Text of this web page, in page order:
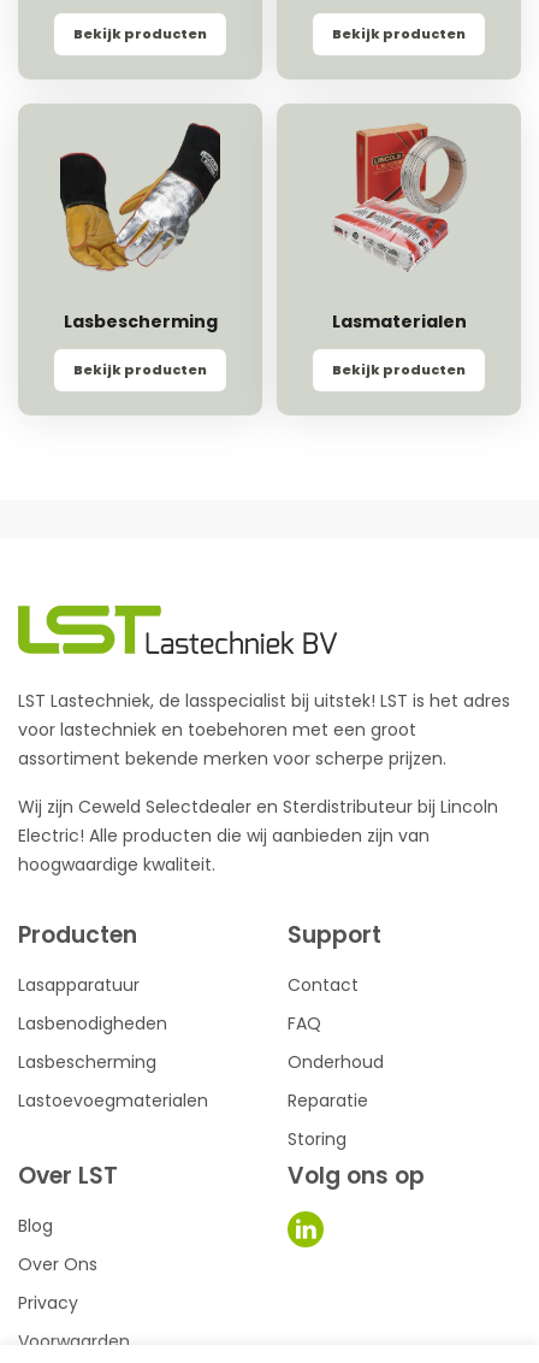
Bekijk producten Bekijk producten
Lasbescherming
Bekijk producten
Lasmaterialen
Bekijk producten
LST Lastechniek, de lasspecialist bij uitstek! LST is het adres
voor lastechniek en toebehoren met een groot
assortiment bekende merken voor scherpe prijzen.
Wij zijn Ceweld Selectdealer en Sterdistributeur bij Lincoln
Electric! Alle producten die wij aanbieden zijn van
hoogwaardige kwaliteit.
Producten
Lasapparatuur
Lasbenodigheden
Lasbescherming
Lastoevoegmaterialen
Support
Contact
FAQ
Onderhoud
Reparatie
Storing
Over LST
Blog
Over Ons
Privacy
Voorwaarden
Volg ons op